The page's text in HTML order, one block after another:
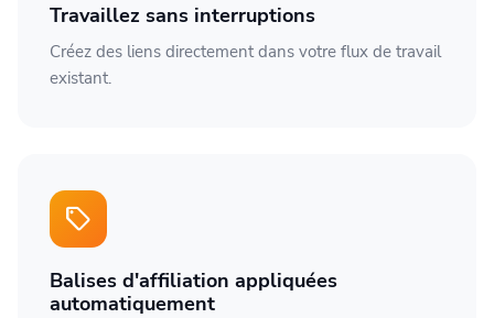
Travaillez sans interruptions
Créez des liens directement dans votre flux de travail
existant.
sell
Balises d'affiliation appliquées
automatiquement